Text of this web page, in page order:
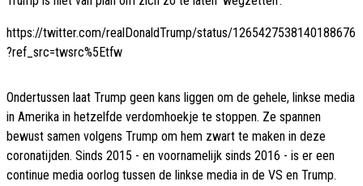
https://twitter.com/realDonaldTrump/status/1265427538140188676
?ref_src=twsrc%5Etfw
Ondertussen laat Trump geen kans liggen om de gehele, linkse media
in Amerika in hetzelfde verdomhoekje te stoppen. Ze spannen
bewust samen volgens Trump om hem zwart te maken in deze
coronatijden. Sinds 2015 - en voornamelijk sinds 2016 - is er een
continue media oorlog tussen de linkse media in de VS en Trump.